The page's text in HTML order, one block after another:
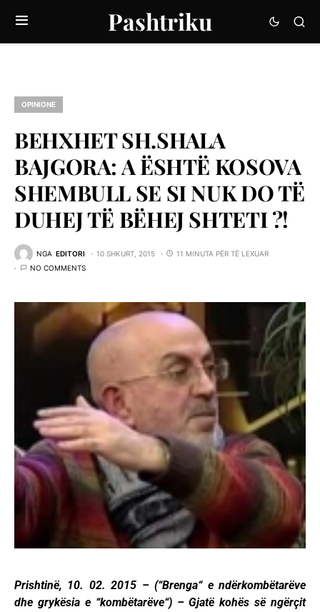
Pashtriku
OPINIONE
BEHXHET SH.SHALA
BAJGORA: A ËSHTË KOSOVA
SHEMBULL SE SI NUK DO TË
DUHEJ TË BËHEJ SHTETI ?!
NGA EDITORI 10 SHKURT, 2015
11 MINUTA PËR TË LEXUAR
NO COMMENTS
Prishtinë, 10. 02. 2015 – (“Brenga“ e ndërkombëtarëve
dhe grykësia e “kombëtarëve“) – Gjatë kohës së ngërçit